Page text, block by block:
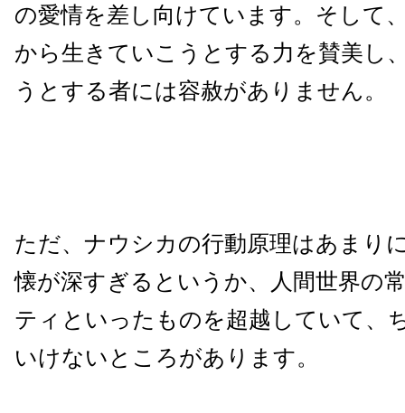
の愛情を差し向けています。そして
から生きていこうとする力を賛美し
うとする者には容赦がありません。
ただ、ナウシカの行動原理はあまり
懐が深すぎるというか、人間世界の
ティといったものを超越していて、
いけないところがあります。